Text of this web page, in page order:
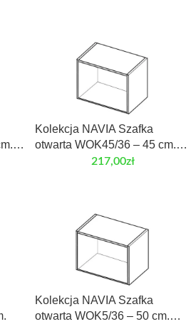
Kolekcja NAVIA Szafka
otwarta WOK45/36 – 45 cm.
217,00zł
Kolekcja NAVIA Szafka
otwarta WOK5/36 – 50 cm.